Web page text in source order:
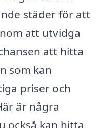
städer för att
att utvidga
att hitta
som kan
priser och
är några
också kan hitta